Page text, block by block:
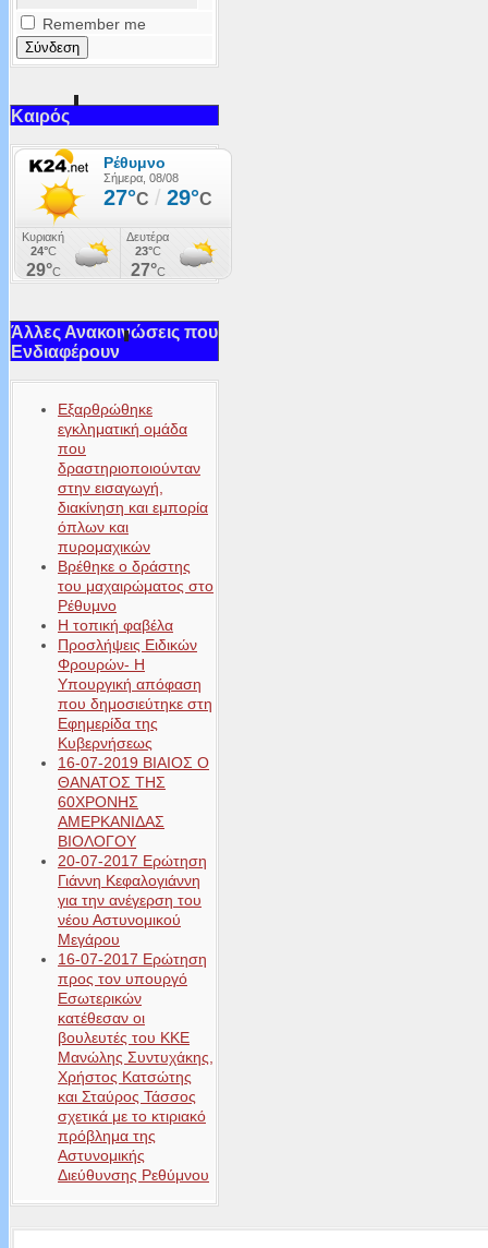
Remember me
Καιρός
Άλλες Ανακοινώσεις που
Ενδιαφέρουν
Εξαρθρώθηκε
εγκληματική ομάδα
που
δραστηριοποιούνταν
στην εισαγωγή,
διακίνηση και εμπορία
όπλων και
πυρομαχικών
Βρέθηκε ο δράστης
του μαχαιρώματος στο
Ρέθυμνο
Η τοπική φαβέλα
Προσλήψεις Ειδικών
Φρουρών- Η
Υπουργική απόφαση
που δημοσιεύτηκε στη
Εφημερίδα της
Κυβερνήσεως
16-07-2019 ΒΙΑΙΟΣ Ο
ΘΑΝΑΤΟΣ ΤΗΣ
60ΧΡΟΝΗΣ
ΑΜΕΡΚΑΝΙΔΑΣ
ΒΙΟΛΟΓΟΥ
20-07-2017 Ερώτηση
Γιάννη Κεφαλογιάννη
για την ανέγερση του
νέου Αστυνομικού
Μεγάρου
16-07-2017 Ερώτηση
προς τον υπουργό
Εσωτερικών
κατέθεσαν οι
βουλευτές του ΚΚΕ
Μανώλης Συντυχάκης,
Χρήστος Κατσώτης
και Σταύρος Τάσσος
σχετικά με το κτιριακό
πρόβλημα της
Αστυνομικής
Διεύθυνσης Ρεθύμνου